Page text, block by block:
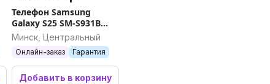
Телефон Samsung
Galaxy S25 SM-S931B
12GB/512GB (серый)
Минск, Центральный
Онлайн-заказ Гарантия
Добавить в корзину